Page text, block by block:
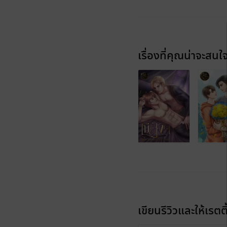
เรื่องที่คุณน่าจะสนใ
เขียนรีวิวและให้เรต